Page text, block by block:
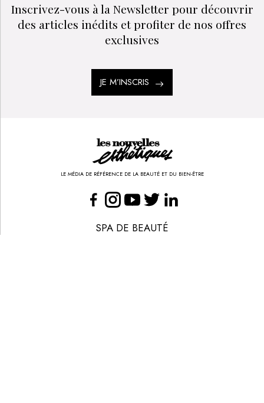
Inscrivez-vous à la Newsletter pour découvrir
des articles inédits et profiter de nos offres
exclusives
JE M’INSCRIS
LE MÉDIA DE RÉFÉRENCE DE LA BEAUTÉ ET DU BIEN-ÊTRE
SPA DE BEAUTÉ